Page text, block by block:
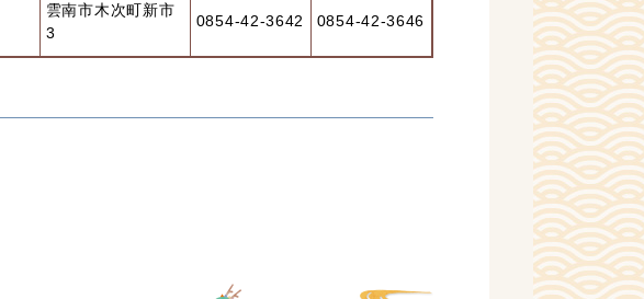
雲南市木次町新市
3
0854-42-3642 0854-42-3646